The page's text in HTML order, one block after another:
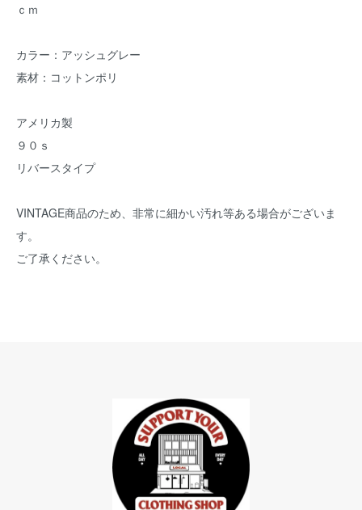
ｃｍ
カラー：アッシュグレー
素材：コットンポリ
アメリカ製
９０ｓ
リバースタイプ
VINTAGE商品のため、非常に細かい汚れ等ある場合がございま
す。
ご了承ください。